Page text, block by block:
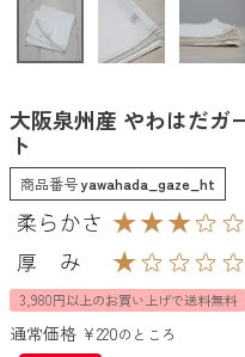
大阪泉州産 やわはだガ
ト
商品番号yawahada_gaze_ht
3,980円以上のお買い上げで送料無料
通常価格 ¥220のところ